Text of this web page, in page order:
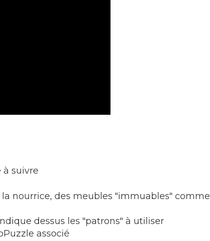
à suivre
nourrice, des meubles "immuables" comme
dessus les "patrons" à utiliser
associé